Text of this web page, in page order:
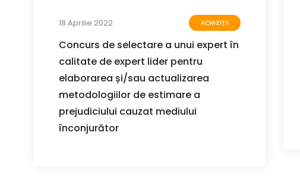
18 Aprilie 2022 ACHIZIȚII
Concurs de selectare a unui expert în
calitate de expert lider pentru
elaborarea și/sau actualizarea
metodologiilor de estimare a
prejudiciului cauzat mediului
înconjurător